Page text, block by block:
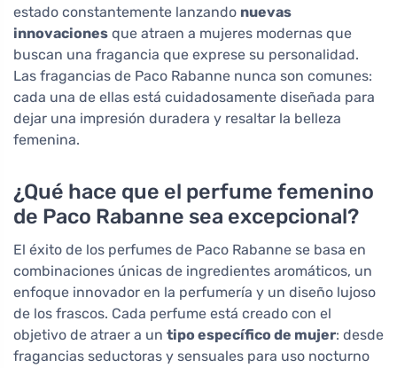
estado constantemente lanzando nuevas
innovaciones que atraen a mujeres modernas que
buscan una fragancia que exprese su personalidad.
Las fragancias de Paco Rabanne nunca son comunes:
cada una de ellas está cuidadosamente diseñada para
dejar una impresión duradera y resaltar la belleza
femenina.
¿Qué hace que el perfume femenino
de Paco Rabanne sea excepcional?
El éxito de los perfumes de Paco Rabanne se basa en
combinaciones únicas de ingredientes aromáticos, un
enfoque innovador en la perfumería y un diseño lujoso
de los frascos. Cada perfume está creado con el
objetivo de atraer a un tipo específico de mujer: desde
fragancias seductoras y sensuales para uso nocturno